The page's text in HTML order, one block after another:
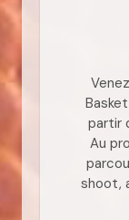
partir
Au
shoot,